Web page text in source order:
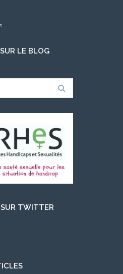
LE BLOG
TWITTER